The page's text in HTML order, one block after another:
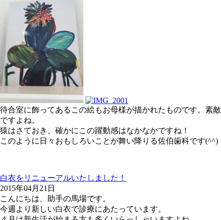
待合室に飾ってあるこの絵もお母様が描かれたものです。素敵
ですよね。
猿はさておき、確かにこの躍動感はなかなかですね！
このように日々おもしろいことが舞い降りる佐伯歯科です(^^)
白衣をリニューアルいたしました！
2015年04月21日
こんにちは、助手の馬場です。
今週より新しい白衣で診療にあたっています。